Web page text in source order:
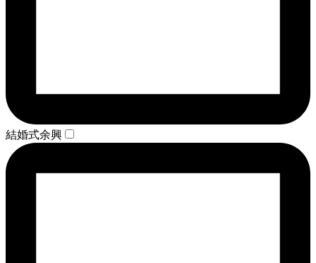
結婚式余興